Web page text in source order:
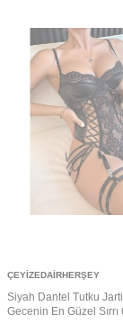
ÇEYIZEDAIRHERŞEY
Siyah Dantel Tutku
Gecenin En Güzel Sırrı